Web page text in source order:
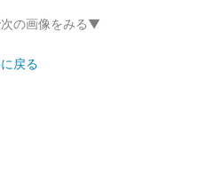
の画像をみる▼
戻る